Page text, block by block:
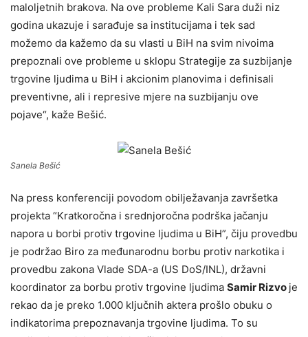
maloljetnih brakova. Na ove probleme Kali Sara duži niz
godina ukazuje i sarađuje sa institucijama i tek sad
možemo da kažemo da su vlasti u BiH na svim nivoima
prepoznali ove probleme u sklopu Strategije za suzbijanje
trgovine ljudima u BiH i akcionim planovima i definisali
preventivne, ali i represive mjere na suzbijanju ove
pojave“, kaže Bešić.
Sanela Bešić
Na press konferenciji povodom obilježavanja završetka
projekta “Kratkoročna i srednjoročna podrška jačanju
napora u borbi protiv trgovine ljudima u BiH”, čiju provedbu
je podržao Biro za međunarodnu borbu protiv narkotika i
provedbu zakona Vlade SDA-a (US DoS/INL), državni
koordinator za borbu protiv trgovine ljudima Samir Rizvo je
rekao da je preko 1.000 ključnih aktera prošlo obuku o
indikatorima prepoznavanja trgovine ljudima. To su